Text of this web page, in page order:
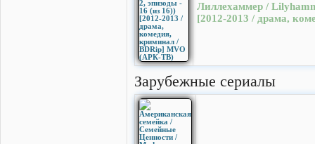
Лиллехаммер /
[2012-2013 / драма,
Зарубежные сериалы